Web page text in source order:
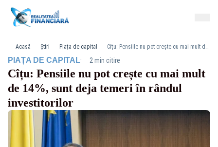
Acasă Știri Piața de capital Cîțu: Pensiile nu pot crește cu mai mult de 14%, sunt deja temeri în rândul investitorilor
PIAȚA DE CAPITAL· 2 min citire
Cîțu: Pensiile nu pot crește cu mai mult
de 14%, sunt deja temeri în rândul
investitorilor